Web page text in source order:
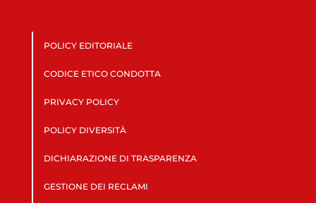
POLICY EDITORIALE
CODICE ETICO CONDOTTA
PRIVACY POLICY
POLICY DIVERSITÀ
DICHIARAZIONE DI TRASPARENZA
GESTIONE DEI RECLAMI